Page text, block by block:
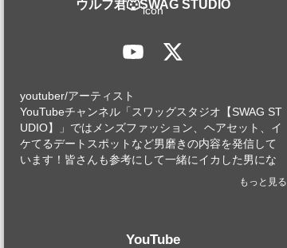
ウルフ君🐺SWAG STUDIO
youtuber/アーティスト
YouTubeチャンネル「スワッグスタジオ【SWAG ST
UDIO】」ではメンズファッション、ヘアセット、イ
ケてるデートスポットなど男磨きの内容を発信して
います！皆さんも参考にして一緒にイカした男にな
もっと見る
YouTube